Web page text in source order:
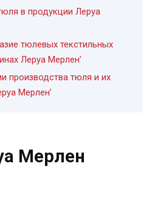
в продукции Леруа
тюлевых текстильных
Леруа Мерлен’
производства тюля и их
Мерлен’
Мерлен